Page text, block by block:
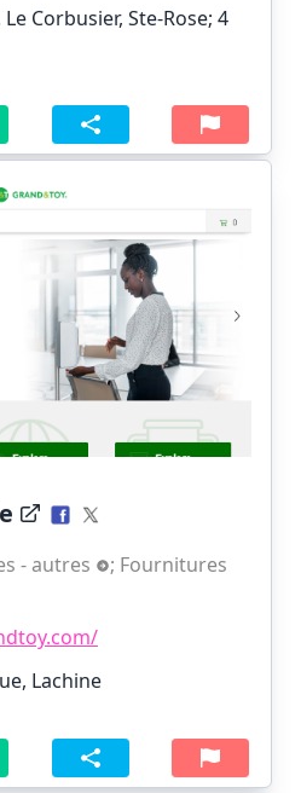
Corbusier, Ste-Rose; 4
- autres ; Fournitures
Lachine